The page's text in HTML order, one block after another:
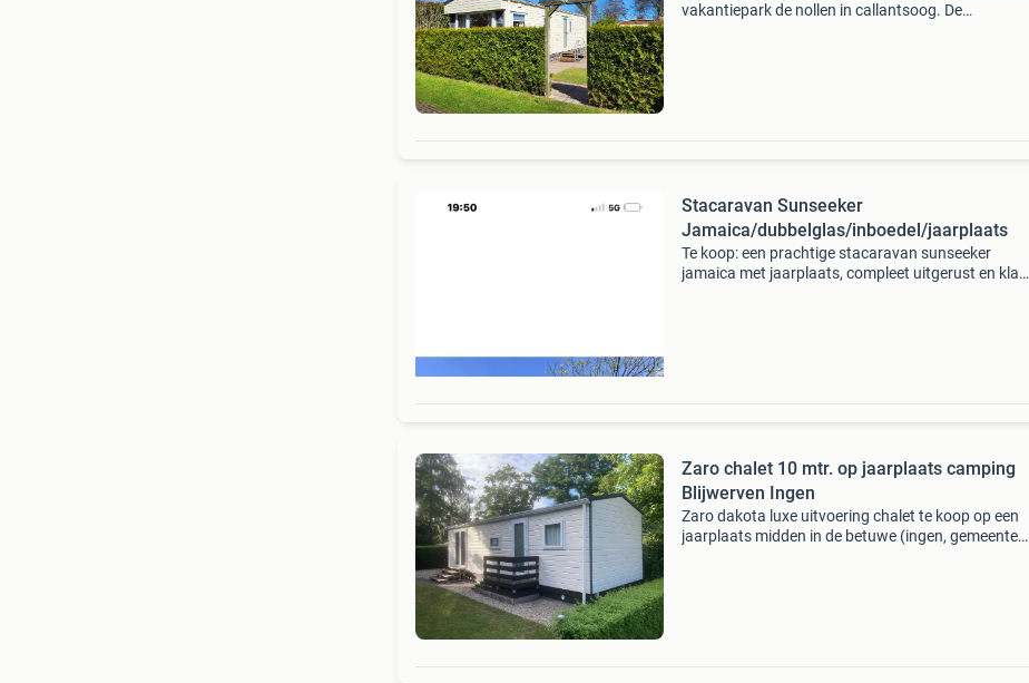
vakantiepark de nollen in callantsoog. De
Stacaravan Sunseeker
Jamaica/dubbelglas/inboedel/jaarplaats
Te koop: een prachtige stacaravan sunseeker
jamaica met jaarplaats, compleet uitgerust en klaar
Zaro chalet 10 mtr. op jaarplaats camping
Blijwerven Ingen
Zaro dakota luxe uitvoering chalet te koop op een
jaarplaats midden in de betuwe (ingen, gemeente